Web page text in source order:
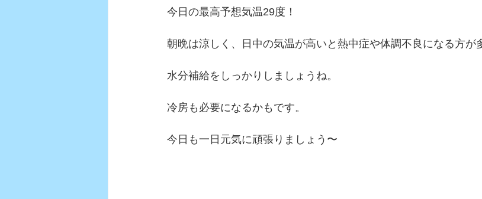
今日の最高予想気温29度！
朝晩は涼しく、日中の気温が高いと熱中症や体調不良になる方が
水分補給をしっかりしましょうね。
冷房も必要になるかもです。
今日も一日元気に頑張りましょう〜